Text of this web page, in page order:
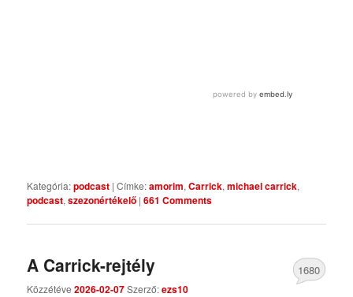
Kategória:podcast |Címke:amorim,Carrick,michael carrick,
podcast,szezonértékelő |661 Comments
A Carrick-rejtély
Közzétéve2026-02-07Szerző:ezs10
1680